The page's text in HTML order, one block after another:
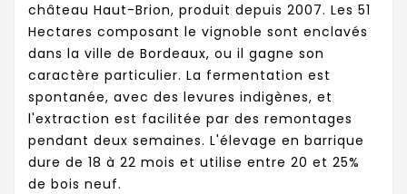
château Haut-Brion, produit depuis 2007. Les 51
Hectares composant le vignoble sont enclavés
dans la ville de Bordeaux, ou il gagne son
caractère particulier. La fermentation est
spontanée, avec des levures indigènes, et
l'extraction est facilitée par des remontages
pendant deux semaines. L'élevage en barrique
dure de 18 à 22 mois et utilise entre 20 et 25%
de bois neuf.